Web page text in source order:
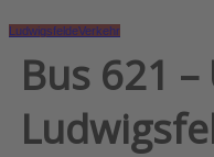
LudwigsfeldeVerkehr
Bus 621